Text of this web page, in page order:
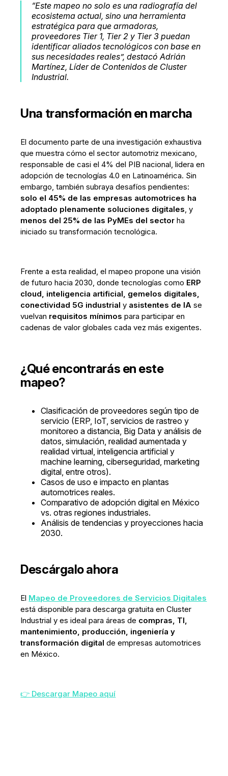
“Este mapeo no solo es una radiografía del
ecosistema actual, sino una herramienta
estratégica para que armadoras,
proveedores Tier 1, Tier 2 y Tier 3 puedan
identificar aliados tecnológicos con base en
sus necesidades reales”, destacó Adrián
Martínez, Líder de Contenidos de Cluster
Industrial.
Una transformación en marcha
El documento parte de una investigación exhaustiva
que muestra cómo el sector automotriz mexicano,
responsable de casi el 4% del PIB nacional, lidera en
adopción de tecnologías 4.0 en Latinoamérica. Sin
embargo, también subraya desafíos pendientes:
solo el 45% de las empresas automotrices ha
adoptado plenamente soluciones digitales, y
menos del 25% de las PyMEs del sector ha
iniciado su transformación tecnológica.
Frente a esta realidad, el mapeo propone una visión
de futuro hacia 2030, donde tecnologías como ERP
cloud, inteligencia artificial, gemelos digitales,
conectividad 5G industrial y asistentes de IA se
vuelvan requisitos mínimos para participar en
cadenas de valor globales cada vez más exigentes.
¿Qué encontrarás en este
mapeo?
Clasificación de proveedores según tipo de
servicio (ERP, IoT, servicios de rastreo y
monitoreo a distancia, Big Data y análisis de
datos, simulación, realidad aumentada y
realidad virtual, inteligencia artificial y
machine learning, ciberseguridad, marketing
digital, entre otros).
Casos de uso e impacto en plantas
automotrices reales.
Comparativo de adopción digital en México
vs. otras regiones industriales.
Análisis de tendencias y proyecciones hacia
2030.
Descárgalo ahora
El Mapeo de Proveedores de Servicios Digitales
está disponible para descarga gratuita en Cluster
Industrial y es ideal para áreas de compras, TI,
mantenimiento, producción, ingeniería y
transformación digital de empresas automotrices
en México.
👉 Descargar Mapeo aquí